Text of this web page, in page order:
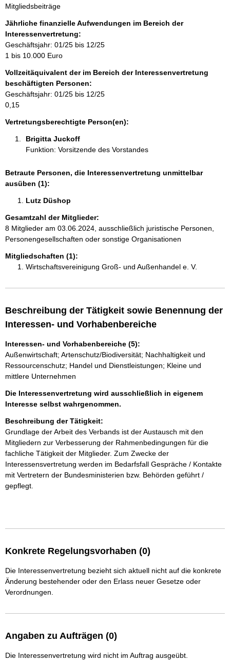
n
f
o
r
m
t
i
o
n
e
Mitgliedsbeiträge
Jährliche finanzielle Aufwendungen im Bereich der
Interessenvertretung:
Geschäftsjahr: 01/25 bis 12/25
1 bis 10.000 Euro
Vollzeitäquivalent der im Bereich der Interessenvertretung
beschäftigten Personen:
Geschäftsjahr: 01/25 bis 12/25
0,15
Vertretungsberechtigte Person(en):
Brigitta Juckoff
Funktion: Vorsitzende des Vorstandes
Betraute Personen, die Interessenvertretung unmittelbar
ausüben (1):
Lutz Düshop
Gesamtzahl der Mitglieder:
8 Mitglieder am 03.06.2024, ausschließlich juristische Personen,
Personengesellschaften oder sonstige Organisationen
Mitgliedschaften (1):
Wirtschaftsvereinigung Groß- und Außenhandel e. V.
Beschreibung der Tätigkeit sowie Benennung der
Interessen- und Vorhabenbereiche
Interessen- und Vorhabenbereiche (5):
Außenwirtschaft; Artenschutz/Biodiversität; Nachhaltigkeit und
Ressourcenschutz; Handel und Dienstleistungen; Kleine und
mittlere Unternehmen
Die Interessenvertretung wird ausschließlich in eigenem
Interesse selbst wahrgenommen.
Beschreibung der Tätigkeit:
Grundlage der Arbeit des Verbands ist der Austausch mit den
Mitgliedern zur Verbesserung der Rahmenbedingungen für die
fachliche Tätigkeit der Mitglieder. Zum Zwecke der
Interessensvertretung werden im Bedarfsfall Gespräche / Kontakte
mit Vertretern der Bundesministerien bzw. Behörden geführt /
gepflegt.
Konkrete Regelungsvorhaben (0)
Die Interessenvertretung bezieht sich aktuell nicht auf die konkrete
Änderung bestehender oder den Erlass neuer Gesetze oder
Verordnungen.
Angaben zu Aufträgen (0)
Die Interessenvertretung wird nicht im Auftrag ausgeübt.